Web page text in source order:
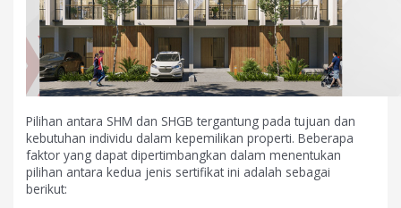
Pilihan antara SHM dan SHGB tergantung pada tujuan dan
kebutuhan individu dalam kepemilikan properti. Beberapa
faktor yang dapat dipertimbangkan dalam menentukan
pilihan antara kedua jenis sertifikat ini adalah sebagai
berikut: